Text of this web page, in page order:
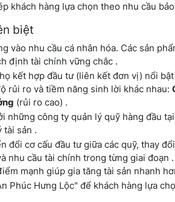
khách hàng lựa chọn theo nhu cầu
biệt
vào nhu cầu cá nhân hóa. Các sản
định tài chính vững chắc .
kết hợp đầu tư (liên kết đơn vị) nổi bật
rủi ro và tiềm năng sinh lời khác nhau:
(rủi ro cao) .
những công ty quản lý quỹ hàng đầu
tài sản .
đổi cơ cấu đầu tư giữa các quỹ, thay
nhu cầu tài chính trong từng giai đoạn
mạnh giúp gia tăng tài sản nhanh
Phúc Hưng Lộc" để khách hàng lựa